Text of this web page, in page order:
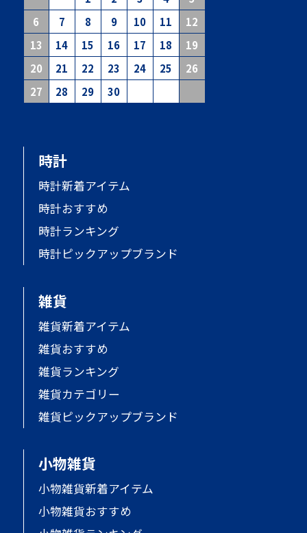
6
7 8 9 10 11
12
13
14 15 16 17 18
19
20
21 22 23 24 25
26
27
28 29 30
時計
時計新着アイテム
時計おすすめ
時計ランキング
時計ピックアップブランド
雑貨
雑貨新着アイテム
雑貨おすすめ
雑貨ランキング
雑貨カテゴリー
雑貨ピックアップブランド
小物雑貨
小物雑貨新着アイテム
小物雑貨おすすめ